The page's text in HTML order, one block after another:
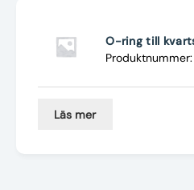
O-ring till
Läs mer